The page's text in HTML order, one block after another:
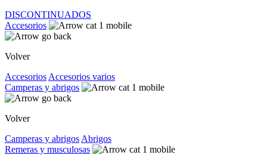
DISCONTINUADOS
Accesorios
Volver
Accesorios Accesorios varios
Camperas y abrigos
Volver
Camperas y abrigos Abrigos
Remeras y musculosas